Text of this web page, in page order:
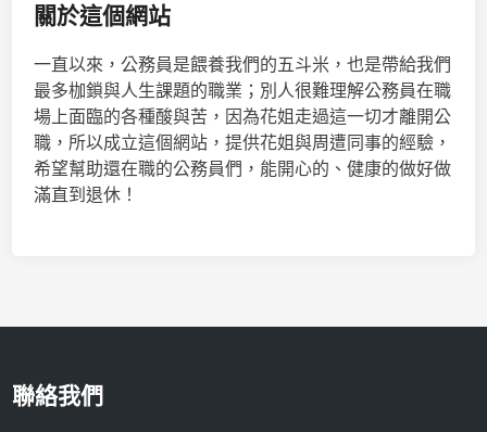
關於這個網站
一直以來，公務員是餵養我們的五斗米，也是帶給我們
最多枷鎖與人生課題的職業；別人很難理解公務員在職
場上面臨的各種酸與苦，因為花姐走過這一切才離開公
職，所以成立這個網站，提供花姐與周遭同事的經驗，
希望幫助還在職的公務員們，能開心的、健康的做好做
滿直到退休！
聯絡我們